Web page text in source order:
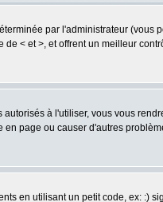
par l'administrateur
< et >, et offrent un meilleur
à l'utiliser, vous vous
page ou causer d'autres
en utilisant un petit code, ex: :)